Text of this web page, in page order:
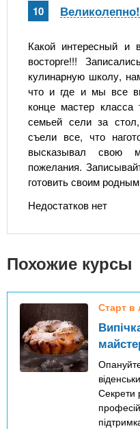
Какой интересный и
восторге!!!
кулинарную школу,
что и где и мы все
конце мастер класса
семьей сели за
съели все, что
высказывал свою
пожелания.
готовить своим
Недостатков нет
10 Великолепно!
Похожие курсы
Старт
Секрети